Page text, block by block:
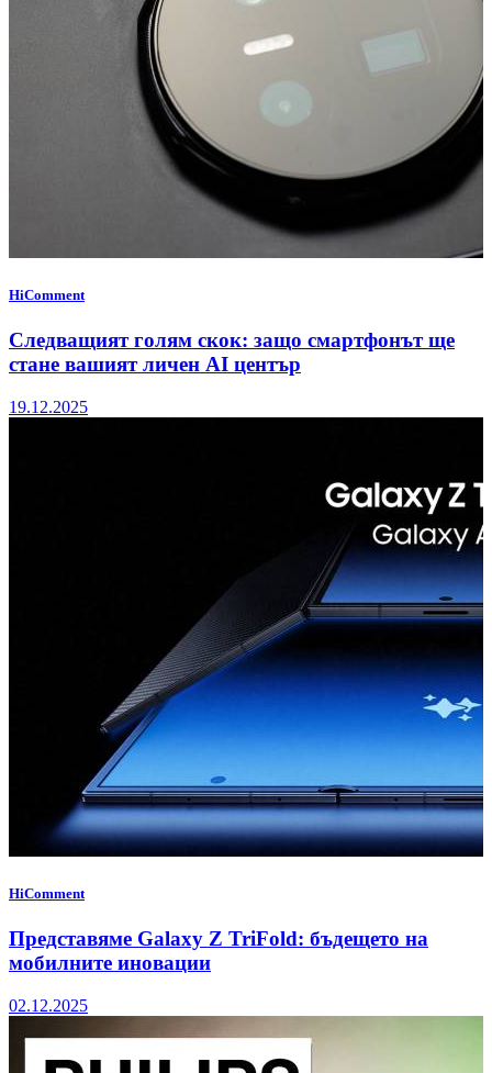
HiComment
Следващият голям скок: защо смартфонът ще
стане вашият личен AI център
19.12.2025
HiComment
Представяме Galaxy Z TriFold: бъдещето на
мобилните иновации
02.12.2025